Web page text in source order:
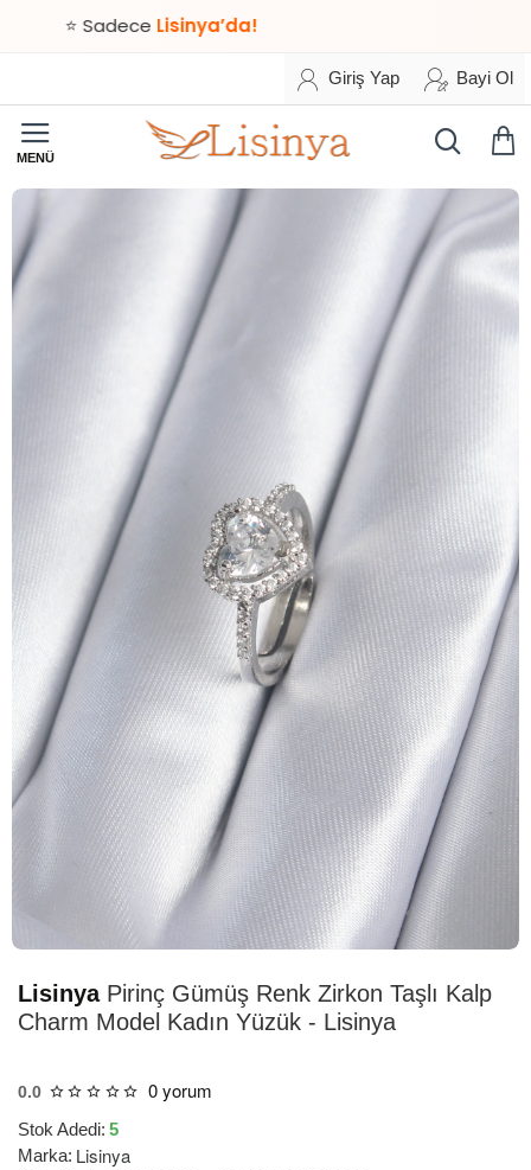
⭐ SadeceLisinya’da!
Giriş Yap Bayi Ol
LisinyaPirinç Gümüş Renk Zirkon Taşlı Kalp
Charm Model Kadın Yüzük - Lisinya
0.0 0 yorum
Stok Adedi: 5
Marka: Lisinya